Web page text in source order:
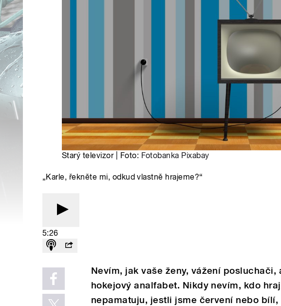
Starý televizor | Foto: Fotobanka Pixabay
„Karle, řekněte mi, odkud vlastně hrajeme?“
5:26
Nevím, jak vaše ženy, vážení
hokejový analfabet. Nikdy nevím, kdo
nepamatuju, jestli jsme červení nebo bílí,